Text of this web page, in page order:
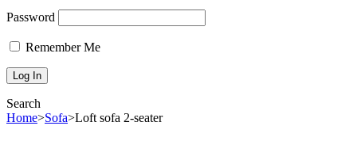
Password
Remember Me
Search
Home>Sofa>Loft sofa 2-seater